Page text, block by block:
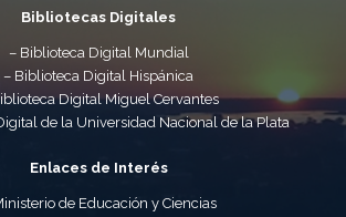
Bibliotecas Digitales
– Biblioteca Digital Mundial
– Biblioteca Digital Hispánica
Digital Miguel Cervantes
de la Universidad Nacional de la Plata
Enlaces de Interés
de Educación y Ciencias